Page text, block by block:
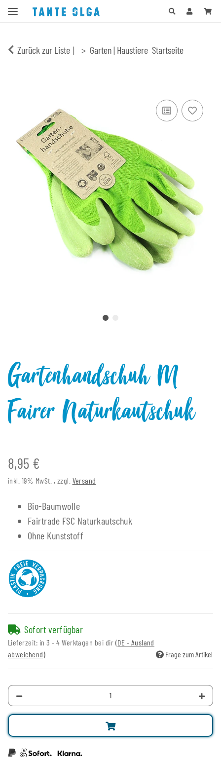
Zurück zur Liste Garten | Haustiere Startseite
Gartenhandschuh M
Fairer Naturkautschuk
8,95 €
inkl. 19% MwSt. , zzgl. Versand
Bio-Baumwolle
Fairtrade FSC Naturkautschuk
Ohne Kunststoff
Sofort verfügbar
Lieferzeit: in 3 - 4 Werktagen bei dir (DE - Ausland
abweichend)
Frage zum Artikel